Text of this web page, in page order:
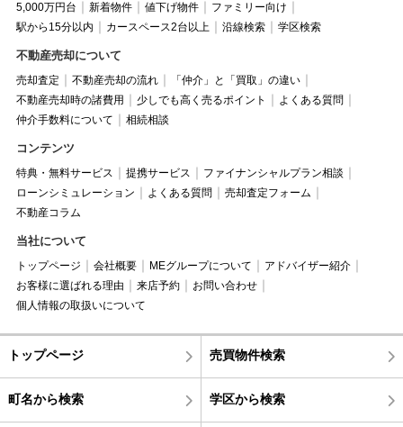
5,000万円台
新着物件 値下げ物件
ファミリー向け
駅から15分以内
カースペース2台以上 沿線検索 学区検索
不動産売却について
売却査定 不動産売却の流れ
「仲介」と「買取」の違い
不動産売却時の諸費用
少しでも高く売るポイント
よくある質問
仲介手数料について
相続相談
コンテンツ
特典・無料サービス 提携サービス
ファイナンシャルプラン相談
ローンシミュレーション
よくある質問
売却査定フォーム
不動産コラム
当社について
トップページ 会社概要 MEグループについて
アドバイザー紹介
お客様に選ばれる理由
来店予約
お問い合わせ
個人情報の取扱いについて
トップページ 売買物件検索
町名から検索 学区から検索